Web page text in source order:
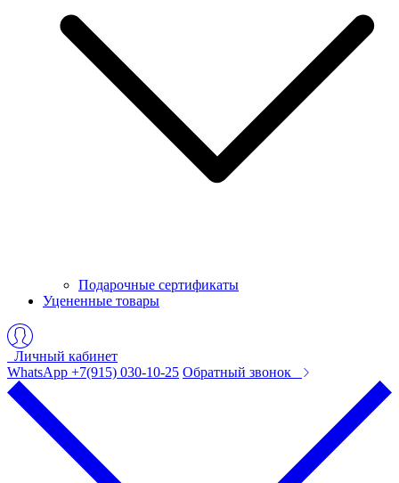
Подарочные сертификаты
Уцененные товары
Личный кабинет
WhatsApp +7(915) 030-10-25 Обратный звонок